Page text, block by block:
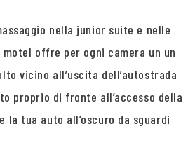
nella junior suite e nelle
motel offre per ogni camera un un
vicino all’uscita dell’autostrada
proprio di fronte all’accesso della
la tua auto all’oscuro da sguardi